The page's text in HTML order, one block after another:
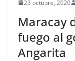
23 octubre, 2020
Maracay
fuego al
Angarita